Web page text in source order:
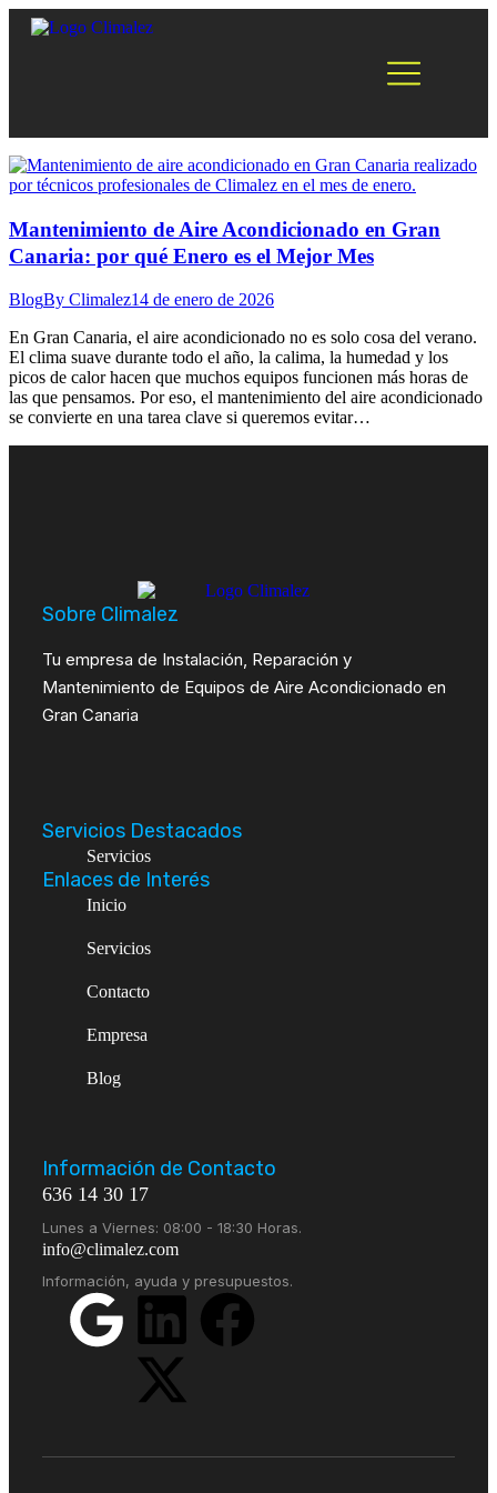
Mantenimiento de Aire Acondicionado en Gran
Canaria: por qué Enero es el Mejor Mes
BlogBy Climalez14 de enero de 2026
En Gran Canaria, el aire acondicionado no es solo cosa del verano.
El clima suave durante todo el año, la calima, la humedad y los
picos de calor hacen que muchos equipos funcionen más horas de
las que pensamos. Por eso, el mantenimiento del aire acondicionado
se convierte en una tarea clave si queremos evitar…
Sobre Climalez
Tu empresa de Instalación, Reparación y
Mantenimiento de Equipos de Aire Acondicionado en
Gran Canaria
Servicios Destacados
Servicios
Enlaces de Interés
Inicio
Servicios
Contacto
Empresa
Blog
Información de Contacto
636 14 30 17
Lunes a Viernes: 08:00 - 18:30 Horas.
info@climalez.com
Información, ayuda y presupuestos.